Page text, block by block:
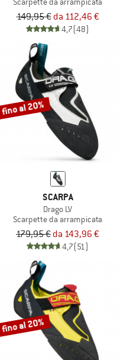
149,95 € da 112,46 €
4,7(48)
fino al 20%
SCARPA
Drago LV
Scarpette da arrampicata
179,95 € da 143,96 €
4,7(51)
fino al 20%